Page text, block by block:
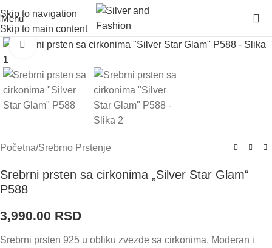
Skip to navigation
Skip to main content
Menu
Click to enlarge
Početna/Srebrno Prstenje
Srebrni prsten sa cirkonima „Silver Star Glam“
P588
3,990.00 RSD
Srebrni prsten 925 u obliku zvezde sa cirkonima. Moderan i